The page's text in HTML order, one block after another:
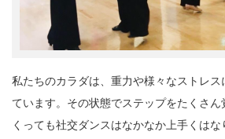
私たちのカラダは、重力や様々なストレス
ています。その状態でステップをたくさ
くっても社交ダンスはなかなか上手くは